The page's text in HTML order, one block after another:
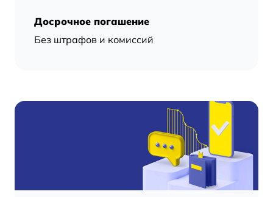
Досрочное погашение
Без штрафов и комиссий